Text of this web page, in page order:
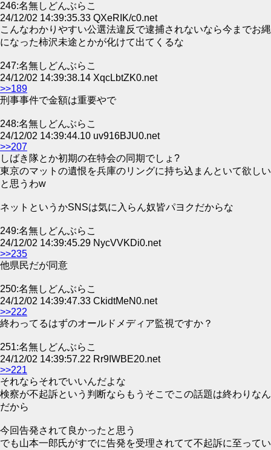
246:名無しどんぶらこ
24/12/02 14:39:35.33 QXeRIK/c0.net
こんなわかりやすい公選法違反で逮捕されないなら今までお縄
になった柿沢未途とかが化けて出てくるな
247:名無しどんぶらこ
24/12/02 14:39:38.14 XqcLbtZK0.net
>>189
刑事事件で金額は重要やで
248:名無しどんぶらこ
24/12/02 14:39:44.10 uv916BJU0.net
>>207
しばき隊とか初期の在特会の同期でしょ?
東京のマットの遺恨を兵庫のリングに持ち込まんといて欲しい
と思うわw
ネットというかSNSは気に入らん奴皆パヨクだからな
249:名無しどんぶらこ
24/12/02 14:39:45.29 NycVVKDi0.net
>>235
他県民だが同意
250:名無しどんぶらこ
24/12/02 14:39:47.33 CkidtMeN0.net
>>222
終わってるはずのオールドメディア監視ですか？
251:名無しどんぶらこ
24/12/02 14:39:57.22 Rr9IWBE20.net
>>221
それならそれでいいんだよな
検察が不起訴という判断ならもうそこでこの話題は終わりなん
だから
今回告発されて良かったと思う
でも山本一郎氏がすでに告発を受理されてて不起訴に至ってい